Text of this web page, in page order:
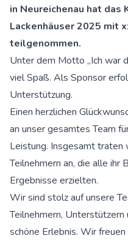
in Neureichenau hat das
Lackenhäuser 2025 mit
teilgenommen.
Unter dem Motto „Ich war
viel Spaß. Als Sponsor
Unterstützung.
Einen herzlichen
an unser gesamtes Team
Leistung. Insgesamt traten
Teilnehmern an, die alle ihr
Ergebnisse erzielten.
Wir sind stolz auf unsere
Teilnehmern,
schöne Erlebnis. Wir freuen